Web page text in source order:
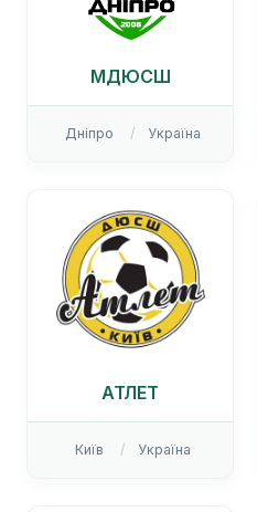
МДЮСШ
Дніпро Україна
АТЛЕТ
Київ Україна